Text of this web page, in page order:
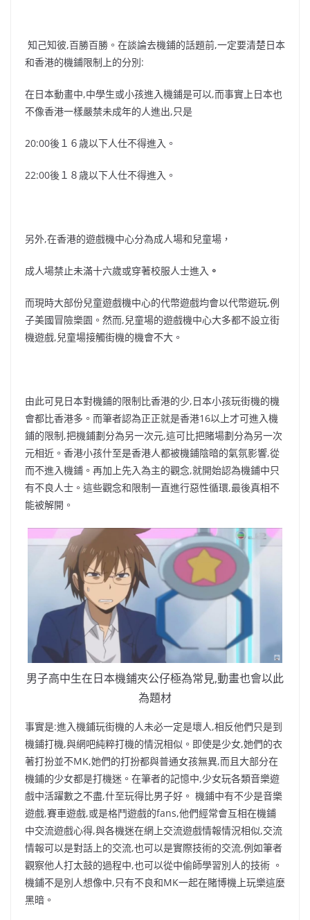
知己知彼,百勝百勝。在談論去機鋪的話題前,一定要清楚日本
和香港的機鋪限制上的分別:
在日本動畫中,中學生或小孩進入機鋪是可以,而事實上日本也
不像香港一樣嚴禁未成年的人進出,只是
20:00後１６歳以下人仕不得進入。
22:00後１８歳以下人仕不得進入。
另外,在香港的遊戲機中心分為成人場和兒童場，
成人場禁止未滿十六歲或穿著校服人士進入 。
而現時大部份兒童遊戲機中心的代幣遊戲均會以代幣遊玩,例
子美國冒險樂園。然而,兒童場的遊戲機中心大多都不設立街
機遊戲,兒童場接觸街機的機會不大。
由此可見日本對機鋪的限制比香港的少,日本小孩玩街機的機
會都比香港多。而筆者認為正正就是香港16以上才可進入機
鋪的限制,把機鋪劃分為另一次元,這可比把賭場劃分為另一次
元相近。香港小孩什至是香港人都被機鋪陰暗的氣氛影響,從
而不進入機鋪。再加上先入為主的觀念,就開始認為機鋪中只
有不良人士。這些觀念和限制一直進行惡性循環,最後真相不
能被解開。
男子高中生在日本機鋪夾公仔極為常見,動畫也會以此
為題材
事實是:進入機鋪玩街機的人未必一定是壞人,相反他們只是到
機鋪打機,與網吧純粹打機的情況相似。即使是少女,她們的衣
著打扮並不MK,她們的打扮都與普通女孩無異,而且大部分在
機鋪的少女都是打機迷。在筆者的記憶中,少女玩各類音樂遊
戲中活躍數之不盡,什至玩得比男子好。 機鋪中有不少是音樂
遊戲,賽車遊戲,或是格鬥遊戲的fans,他們經常會互相在機鋪
中交流遊戲心得,與各機迷在網上交流遊戲情報情況相似,交流
情報可以是對話上的交流,也可以是實際技術的交流,例如筆者
觀察他人打太鼓的過程中,也可以從中偷師學習別人的技術 。
機鋪不是別人想像中,只有不良和MK一起在賭博機上玩樂這麼
黑暗。